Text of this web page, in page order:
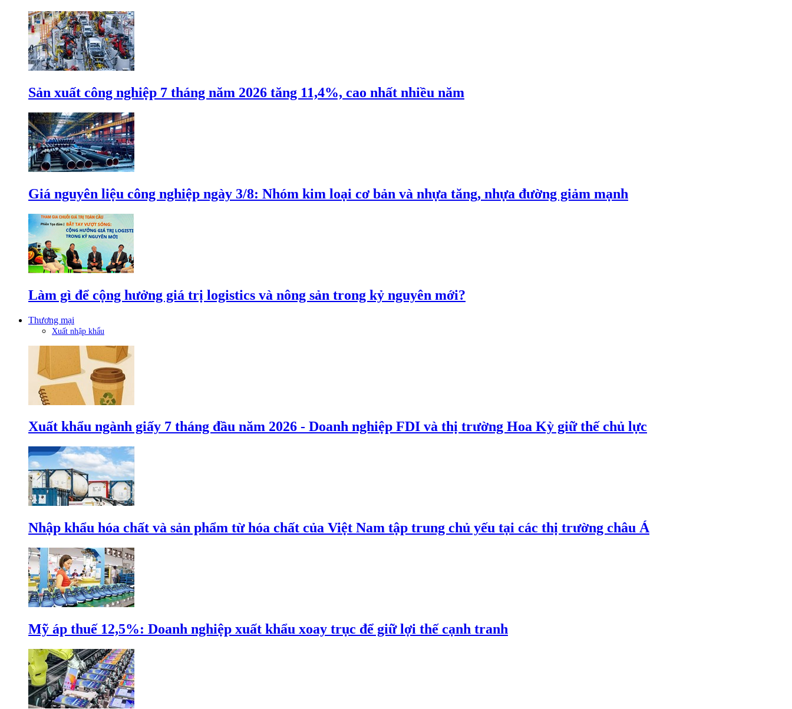
Sản xuất công nghiệp 7 tháng năm 2026 tăng 11,4%, cao nhất nhiều năm
Giá nguyên liệu công nghiệp ngày 3/8: Nhóm kim loại cơ bản và nhựa tăng, nhựa đường giảm mạnh
Làm gì để cộng hưởng giá trị logistics và nông sản trong kỷ nguyên mới?
Thương mại
Xuất nhập khẩu
Xuất khẩu ngành giấy 7 tháng đầu năm 2026 - Doanh nghiệp FDI và thị trường Hoa Kỳ giữ thế chủ lực
Nhập khẩu hóa chất và sản phẩm từ hóa chất của Việt Nam tập trung chủ yếu tại các thị trường châu Á
Mỹ áp thuế 12,5%: Doanh nghiệp xuất khẩu xoay trục để giữ lợi thế cạnh tranh